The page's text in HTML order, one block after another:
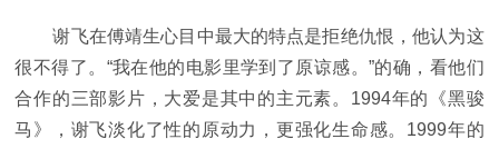
谢飞在傅靖生心目中最大的特点是拒绝仇恨，他认为这
很不得了。“我在他的电影里学到了原谅感。”的确，看他们
合作的三部影片，大爱是其中的主元素。1994年的《黑骏
马》，谢飞淡化了性的原动力，更强化生命感。1999年的